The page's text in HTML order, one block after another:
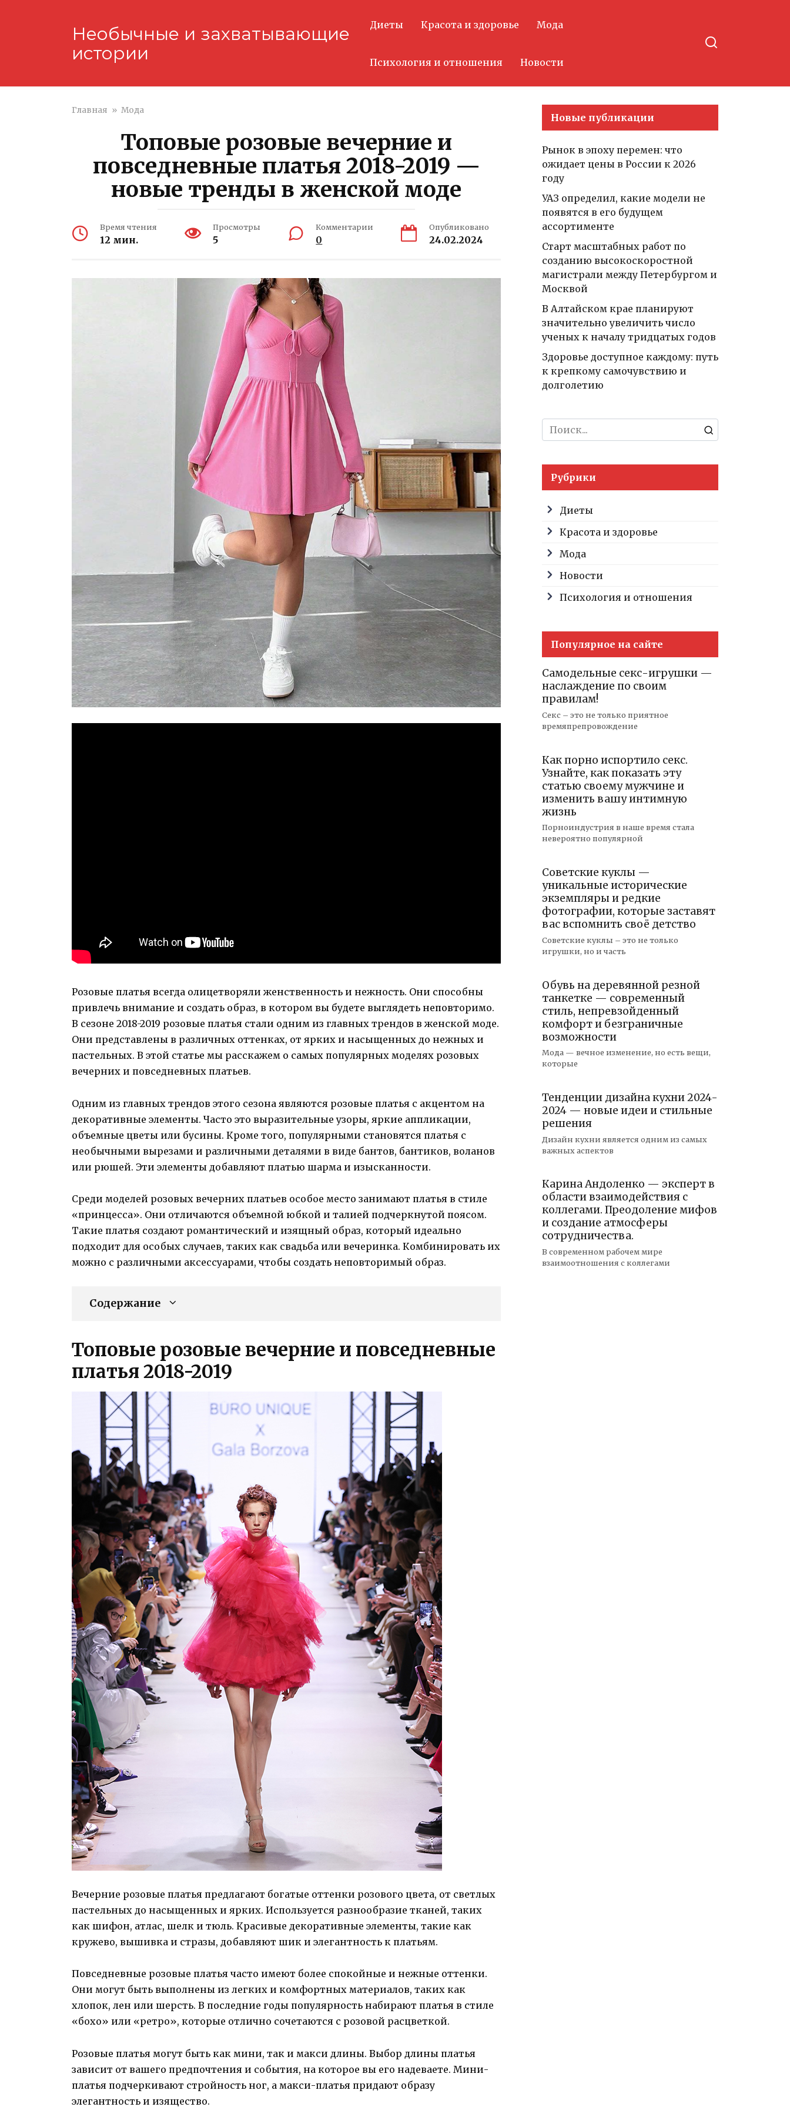
Необычные и захватывающие
истории
Диеты Красота и здоровье Мода
Психология и отношения Новости
Главная » Мода
Топовые розовые вечерние и
повседневные платья 2018-2019 —
новые тренды в женской моде
Время чтения
12 мин.
Просмотры
5
Комментарии
0
Опубликовано
24.02.2024
Розовые платья всегда олицетворяли женственность и нежность. Они способны
привлечь внимание и создать образ, в котором вы будете выглядеть неповторимо.
В сезоне 2018-2019 розовые платья стали одним из главных трендов в женской моде.
Они представлены в различных оттенках, от ярких и насыщенных до нежных и
пастельных. В этой статье мы расскажем о самых популярных моделях розовых
вечерних и повседневных платьев.
Одним из главных трендов этого сезона являются розовые платья с акцентом на
декоративные элементы. Часто это выразительные узоры, яркие аппликации,
объемные цветы или бусины. Кроме того, популярными становятся платья с
необычными вырезами и различными деталями в виде бантов, бантиков, воланов
или рюшей. Эти элементы добавляют платью шарма и изысканности.
Среди моделей розовых вечерних платьев особое место занимают платья в стиле
«принцесса». Они отличаются объемной юбкой и талией подчеркнутой поясом.
Такие платья создают романтический и изящный образ, который идеально
подходит для особых случаев, таких как свадьба или вечеринка. Комбинировать их
можно с различными аксессуарами, чтобы создать неповторимый образ.
Содержание
Топовые розовые вечерние и повседневные
платья 2018-2019
Вечерние розовые платья предлагают богатые оттенки розового цвета, от светлых
пастельных до насыщенных и ярких. Используется разнообразие тканей, таких
как шифон, атлас, шелк и тюль. Красивые декоративные элементы, такие как
кружево, вышивка и стразы, добавляют шик и элегантность к платьям.
Повседневные розовые платья часто имеют более спокойные и нежные оттенки.
Они могут быть выполнены из легких и комфортных материалов, таких как
хлопок, лен или шерсть. В последние годы популярность набирают платья в стиле
«бохо» или «ретро», которые отлично сочетаются с розовой расцветкой.
Розовые платья могут быть как мини, так и макси длины. Выбор длины платья
зависит от вашего предпочтения и события, на которое вы его надеваете. Мини-
платья подчеркивают стройность ног, а макси-платья придают образу
элегантность и изящество.
Новые публикации
Рынок в эпоху перемен: что
ожидает цены в России к 2026
году
УАЗ определил, какие модели не
появятся в его будущем
ассортименте
Старт масштабных работ по
созданию высокоскоростной
магистрали между Петербургом и
Москвой
В Алтайском крае планируют
значительно увеличить число
ученых к началу тридцатых годов
Здоровье доступное каждому: путь
к крепкому самочувствию и
долголетию
Search
for:
Рубрики
Диеты
Красота и здоровье
Мода
Новости
Психология и отношения
Популярное на сайте
Самодельные секс-игрушки —
наслаждение по своим
правилам!
Секс – это не только приятное
времяпрепровождение
Как порно испортило секс.
Узнайте, как показать эту
статью своему мужчине и
изменить вашу интимную
жизнь
Порноиндустрия в наше время стала
невероятно популярной
Советские куклы —
уникальные исторические
экземпляры и редкие
фотографии, которые заставят
вас вспомнить своё детство
Советские куклы – это не только
игрушки, но и часть
Обувь на деревянной резной
танкетке — современный
стиль, непревзойденный
комфорт и безграничные
возможности
Мода — вечное изменение, но есть вещи,
которые
Тенденции дизайна кухни 2024-
2024 — новые идеи и стильные
решения
Дизайн кухни является одним из самых
важных аспектов
Карина Андоленко — эксперт в
области взаимодействия с
коллегами. Преодоление мифов
и создание атмосферы
сотрудничества.
В современном рабочем мире
взаимоотношения с коллегами